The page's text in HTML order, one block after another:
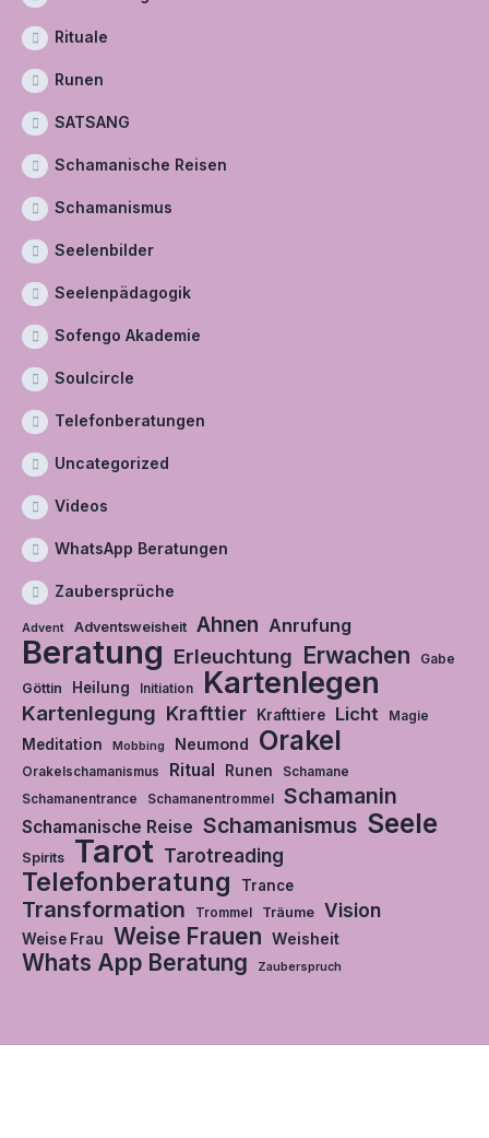
Rituale
Runen
SATSANG
Schamanische Reisen
Schamanismus
Seelenbilder
Seelenpädagogik
Sofengo Akademie
Soulcircle
Telefonberatungen
Uncategorized
Videos
WhatsApp Beratungen
Zaubersprüche
Advent Adventsweisheit Ahnen Anrufung
Beratung Erleuchtung Erwachen Gabe
Göttin Heilung Initiation Kartenlegen
Kartenlegung Krafttier Krafttiere Licht Magie
Meditation Mobbing Neumond Orakel
Orakelschamanismus Ritual Runen
Schamane
Schamanentrance
Schamanentrommel Schamanin
Schamanische Reise Schamanismus Seele
Spirits Tarot Tarotreading
Telefonberatung Trance
Transformation Trommel Träume Vision
Weise Frau Weise Frauen Weisheit
Whats App Beratung Zauberspruch